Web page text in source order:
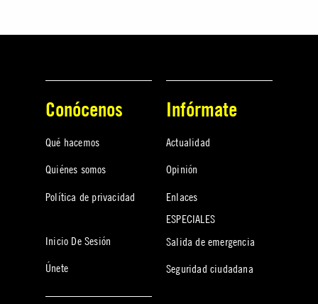
Conócenos
Qué hacemos
Quiénes somos
Política de privacidad
Inicio De Sesión
Únete
Infórmate
Actualidad
Opinión
Enlaces
ESPECIALES
Salida de emergencia
Seguridad ciudadana